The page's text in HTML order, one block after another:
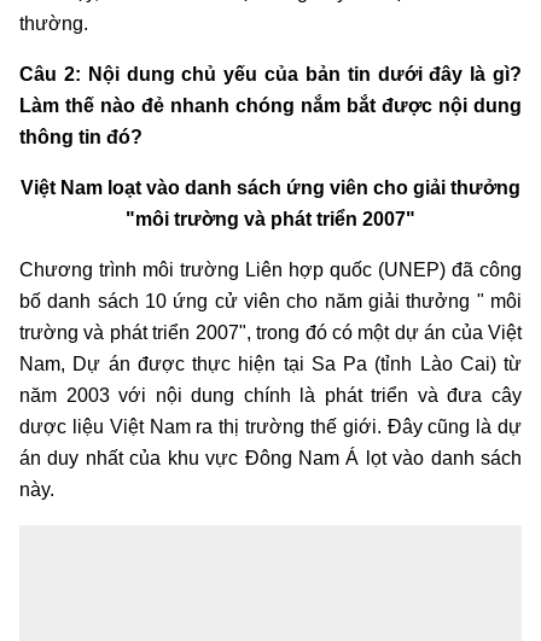
thường.
Câu 2: Nội dung chủ yếu của bản tin dưới đây là gì?
Làm thế nào đẻ nhanh chóng nắm bắt được nội dung
thông tin đó?
Việt Nam loạt vào danh sách ứng viên cho giải thưởng
"môi trường và phát triển 2007"
Chương trình môi trường Liên hợp quốc (UNEP) đã công
bố danh sách 10 ứng cử viên cho năm giải thưởng " môi
trường và phát triển 2007", trong đó có một dự án của Việt
Nam, Dự án được thực hiện tại Sa Pa (tỉnh Lào Cai) từ
năm 2003 với nội dung chính là phát triển và đưa cây
dược liệu Việt Nam ra thị trường thế giới. Đây cũng là dự
án duy nhất của khu vực Đông Nam Á lọt vào danh sách
này.